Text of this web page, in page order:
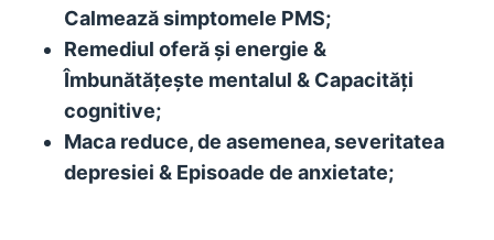
Calmează simptomele PMS;
Remediul oferă și energie &
Îmbunătățește mentalul & Capacități
cognitive;
Maca reduce, de asemenea, severitatea
depresiei & Episoade de anxietate;